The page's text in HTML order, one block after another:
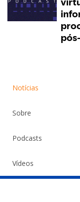
Notícias
Sobre
Podcasts
Vídeos